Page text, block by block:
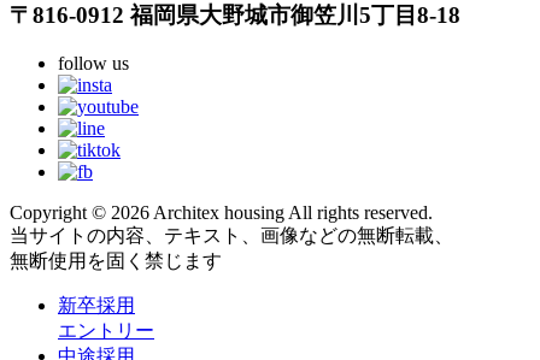
〒816-0912 福岡県大野城市御笠川5丁目8-18
follow us
Copyright © 2026 Architex housing All rights reserved.
当サイトの内容、テキスト、画像などの無断転載、
無断使用を固く禁じます
新卒採用
エントリー